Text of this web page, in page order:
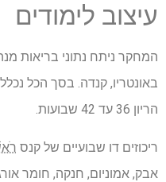
עיצוב לימודים
הריון 36 עד 42 שבועות.
ריכוזים דו שבועיים של קנס
אבק, אמוניום, חנקה, חומר